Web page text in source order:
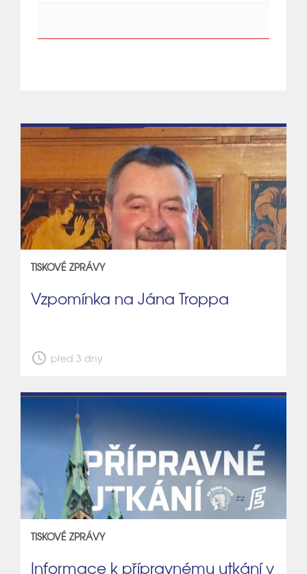
TISKOVÉ ZPRÁVY
Vzpomínka na Jána Troppa
schedule před 3 dny
TISKOVÉ ZPRÁVY
Informace k přípravnému utkání v